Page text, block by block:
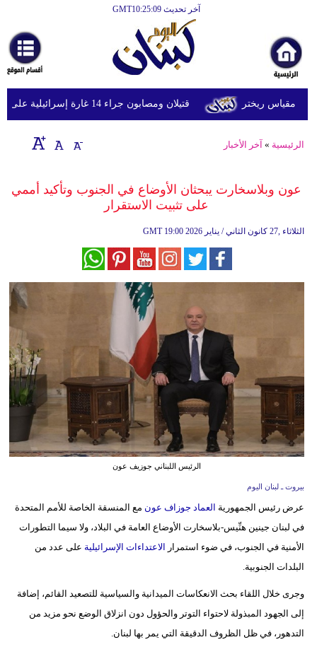
آخر تحديث GMT10:25:09
أخبارعاجلة
رياضة
ثقافة
إقتصاد
وموسيقى
سياحة
وسفر
ديكور
أخبار
إعلام
تعليم
أزياء
إسلامية
قتيلان ومصابون جراء 14 غارة إسرائيلية على شرق وجنوب لبنان
الرئيسية » آخر الأخبار
عون وبلاسخارت يبحثان الأوضاع في الجنوب وتأكيد أممي
على تثبيت الاستقرار
GMT 19:00 2026 الثلاثاء ,27 كانون الثاني / يناير
الرئيس اللبناني جوزيف عون
بيروت ـ لبنان اليوم
عرض رئيس الجمهورية العماد جوزاف عون مع المنسقة الخاصة للأمم المتحدة
في لبنان جينين هنِّيس-بلاسخارت الأوضاع العامة في البلاد، ولا سيما التطورات
الأمنية في الجنوب، في ضوء استمرار الاعتداءات الإسرائيلية على عدد من
البلدات الجنوبية.
وجرى خلال اللقاء بحث الانعكاسات الميدانية والسياسية للتصعيد القائم، إضافة
إلى الجهود المبذولة لاحتواء التوتر والحؤول دون انزلاق الوضع نحو مزيد من
التدهور، في ظل الظروف الدقيقة التي يمر بها لبنان.